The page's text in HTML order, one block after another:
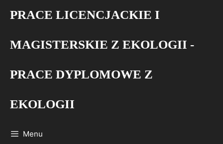
PRACE LICENCJACKIE I
MAGISTERSKIE Z EKOLOGII -
PRACE DYPLOMOWE Z
EKOLOGII
Menu